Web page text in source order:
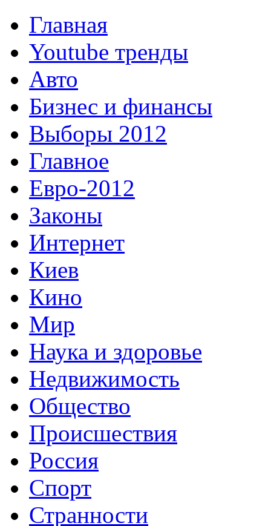
Главная
Youtube тренды
Авто
Бизнес и финансы
Выборы 2012
Главное
Евро-2012
Законы
Интернет
Киев
Кино
Мир
Наука и здоровье
Недвижимость
Общество
Происшествия
Россия
Спорт
Странности